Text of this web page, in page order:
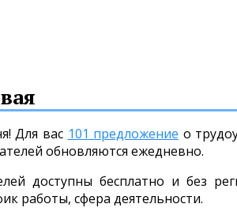
Для вас 101 предложение о
обновляются ежедневно.
доступны бесплатно и без
работы, сфера деятельности.